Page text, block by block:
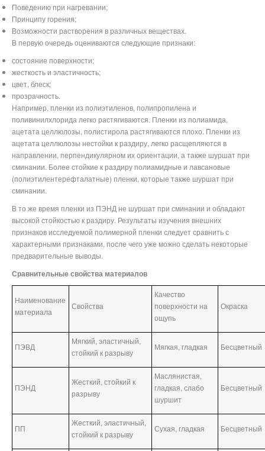
Поведению при нагревании;
Принципу горения;
Возможности растворения в различных веществах.
В первую очередь оцениваются следующие признаки:
состояние поверхности;
жесткость и эластичность;
цвет, блеск;
прозрачность.
Например, пленки из полиэтиленов, полипропилена и
поливинилхлорида легко растягиваются. Пленки из полиамида,
ацетата целлюлозы, полистирола растягиваются плохо. Пленки из
ацетата целлюлозы нестойки к раздиру, легко расщепляются в
направлении, перпендикулярном их ориентации, а также шуршат при
сминании. Более стойкие к раздиру полиамидные и лавсановые
(полиэтилентерефталатные) пленки, которые также шуршат при
сминании.
В то же время пленки из ПЭНД не шуршат при сминании и обладают
высокой стойкостью к раздиру. Результаты изучения внешних
признаков исследуемой полимерной пленки следует сравнить с
характерными признаками, после чего уже можно сделать некоторые
предварительные выводы.
Сравнительные свойства материалов
Наименование
материала
Свойства
Качество
поверхности на
ощупь
Окраска
ПЭВД
Мягкий, эластичный,
стойкий к разрыву
Мягкая, гладкая Бесцветный
ПЭНД
Жесткий, стойкий к
разрыву
Маслянистая,
гладкая, слабо
шуршит
Бесцветный
ПП
Жесткий, эластичный,
стойкий к разрыву
Сухая, гладкая Бесцветный